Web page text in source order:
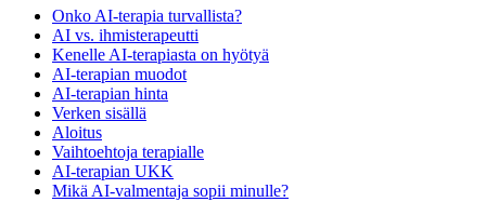
Onko AI-terapia turvallista?
AI vs. ihmisterapeutti
Kenelle AI-terapiasta on hyötyä
AI-terapian muodot
AI-terapian hinta
Verken sisällä
Aloitus
Vaihtoehtoja terapialle
AI-terapian UKK
Mikä AI-valmentaja sopii minulle?